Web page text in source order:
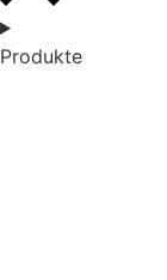
Produkte